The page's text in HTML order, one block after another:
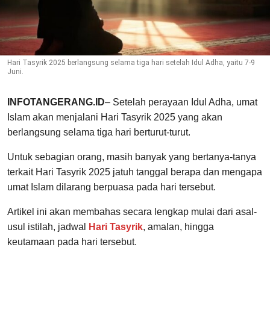
Hari Tasyrik 2025 berlangsung selama tiga hari setelah Idul Adha, yaitu 7-9
Juni.
INFOTANGERANG.ID– Setelah perayaan Idul Adha, umat
Islam akan menjalani Hari Tasyrik 2025 yang akan
berlangsung selama tiga hari berturut-turut.
Untuk sebagian orang, masih banyak yang bertanya-tanya
terkait Hari Tasyrik 2025 jatuh tanggal berapa dan mengapa
umat Islam dilarang berpuasa pada hari tersebut.
Artikel ini akan membahas secara lengkap mulai dari asal-
usul istilah, jadwal
Hari Tasyrik, amalan, hingga
keutamaan pada hari tersebut.